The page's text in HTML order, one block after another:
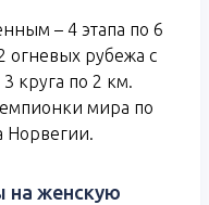
– 4 этапа по 6
огневых рубежа с
круга по 2 км.
мира по
Норвегии.
на женскую